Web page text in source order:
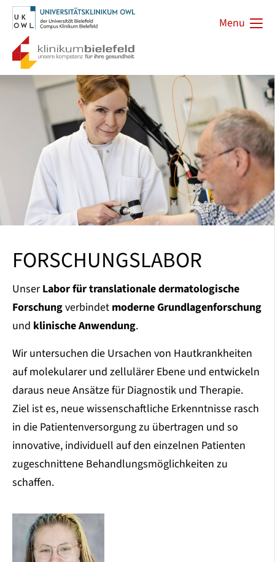
Menu
FORSCHUNGSLABOR
UnserLabor für translationale dermatologische
Forschungverbindet moderne Grundlagenforschung
und klinische Anwendung.
Wir untersuchen die Ursachen von Hautkrankheiten
auf molekularer und zellulärer Ebene und entwickeln
daraus neue Ansätze für Diagnostik und Therapie.
Ziel ist es, neue wissenschaftliche Erkenntnisse rasch
in die Patientenversorgung zu übertragen und so
innovative, individuell auf den einzelnen Patienten
zugeschnittene Behandlungsmöglichkeiten zu
schaffen.